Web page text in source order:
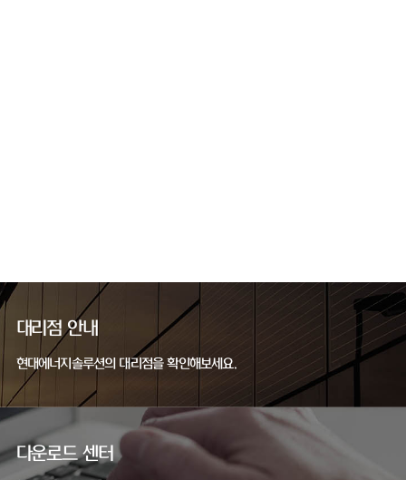
대리점 안내
현대에너지솔루션의 대리점을 확인해보세요.
다운로드 센터